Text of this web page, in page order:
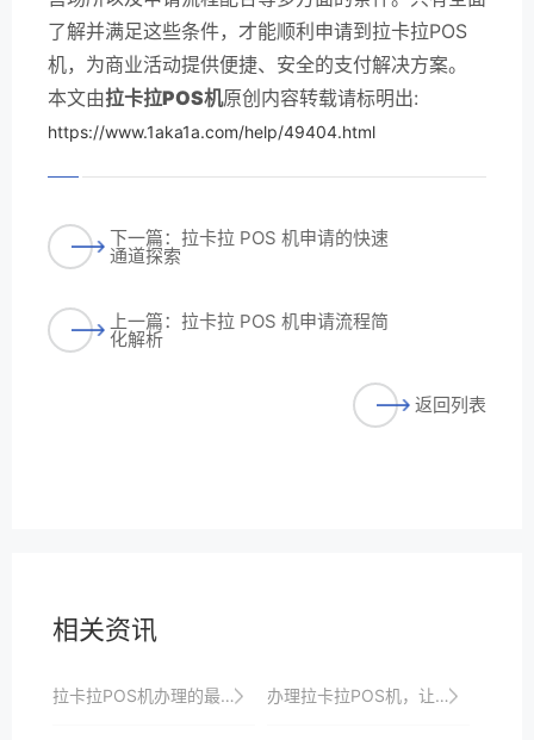
了解并满足这些条件，才能顺利申请到拉卡拉POS
机，为商业活动提供便捷、安全的支付解决方案。
本文由拉卡拉POS机原创内容转载请标明出:
https://www.1aka1a.com/help/49404.html
下一篇：拉卡拉 POS 机申请的快速
通道探索
上一篇：拉卡拉 POS 机申请流程简
化解析
返回列表
相关资讯
拉卡拉POS机办理的最佳时机与地点选择 办理拉卡拉POS机，让您的收款业务更加专业